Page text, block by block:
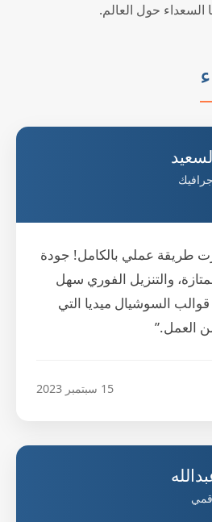
السعداء حول العالم.
طريقة عملي بالكامل! جودة
والتنزيل الفوري سهل
السوشيال ميديا التي
15 سبتمبر 2023